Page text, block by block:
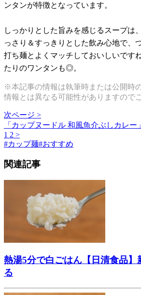
ンタンが特徴となっています。
しっかりとした旨みを感じるスープは
っさり＆すっきりとした飲み心地で、
打ち麺とよくマッチしておいしいです
たりのワンタンも◎。
※本記事の情報は執筆時または公開時
情報とは異なる可能性がありますので
次ページ >
「カップヌードル 和風魚介ぶしカレー」
1 2 >
#カップ麺#おすすめ
関連記事
熱湯5分で白ごはん【日清食品】
る